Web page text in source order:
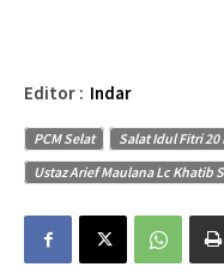
Editor : Indar
PCM Selat
Salat Idul Fitri 20
Ustaz Arief Maulana Lc Khatib